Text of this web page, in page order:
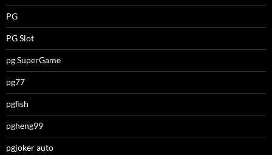
PG
PG Slot
pg SuperGame
pg77
pgfish
pgheng99
pgjoker auto